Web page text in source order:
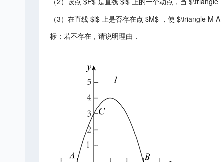
（3）在直线 $l$ 上是否存在点 $M$ ，使 $\triangle M
标；若不存在，请说明理由．